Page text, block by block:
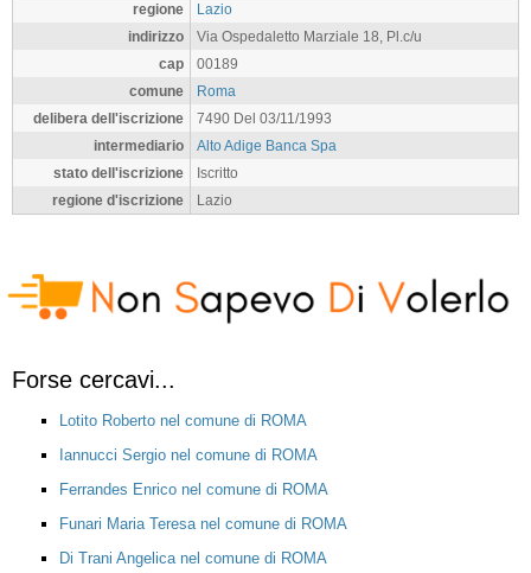
regione
Lazio
indirizzo
Via Ospedaletto Marziale 18, Pl.c/u
cap
00189
comune
Roma
delibera dell'iscrizione
7490 Del 03/11/1993
intermediario
Alto Adige Banca Spa
stato dell'iscrizione
Iscritto
regione d'iscrizione
Lazio
Forse cercavi...
Lotito Roberto nel comune di ROMA
Iannucci Sergio nel comune di ROMA
Ferrandes Enrico nel comune di ROMA
Funari Maria Teresa nel comune di ROMA
Di Trani Angelica nel comune di ROMA